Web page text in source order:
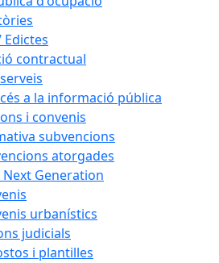
contractual
a la informació pública
i convenis
subvencions
atorgades
Next Generation
urbanístics
judicials
i plantilles